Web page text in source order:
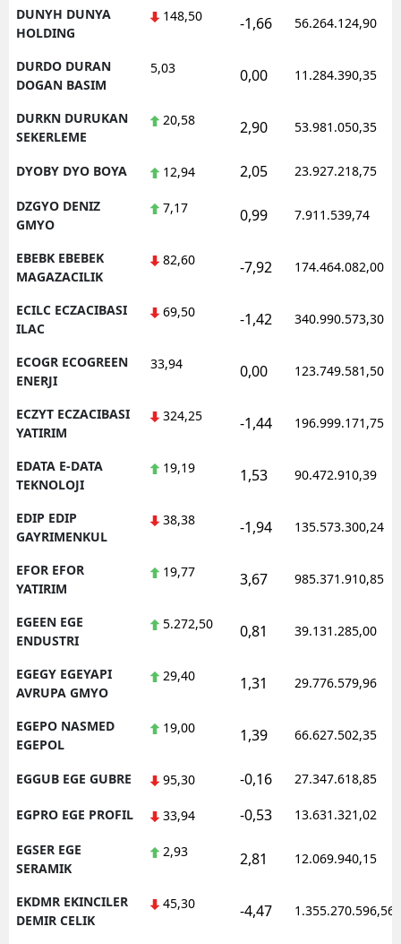
DUNYH DUNYA
HOLDING
148,50 -1,66 56.264.124,90
DURDO DURAN
DOGAN BASIM
5,03 0,00 11.284.390,35
DURKN DURUKAN
SEKERLEME
20,58 2,90 53.981.050,35
DYOBY DYO BOYA 12,94 2,05 23.927.218,75
DZGYO DENIZ
GMYO
7,17 0,99 7.911.539,74
EBEBK EBEBEK
MAGAZACILIK
82,60 -7,92 174.464.082,00
ECILC ECZACIBASI
ILAC
69,50 -1,42 340.990.573,30
ECOGR ECOGREEN
ENERJI
33,94 0,00 123.749.581,50
ECZYT ECZACIBASI
YATIRIM
324,25 -1,44 196.999.171,75
EDATA E-DATA
TEKNOLOJI
19,19 1,53 90.472.910,39
EDIP EDIP
GAYRIMENKUL
38,38 -1,94 135.573.300,24
EFOR EFOR
YATIRIM
19,77 3,67 985.371.910,85
EGEEN EGE
ENDUSTRI
5.272,50 0,81 39.131.285,00
EGEGY EGEYAPI
AVRUPA GMYO
29,40 1,31 29.776.579,96
EGEPO NASMED
EGEPOL
19,00 1,39 66.627.502,35
EGGUB EGE GUBRE 95,30 -0,16 27.347.618,85
EGPRO EGE PROFIL 33,94 -0,53 13.631.321,02
EGSER EGE
SERAMIK
2,93 2,81 12.069.940,15
EKDMR EKINCILER
DEMIR CELIK
45,30 -4,47 1.355.270.596,56